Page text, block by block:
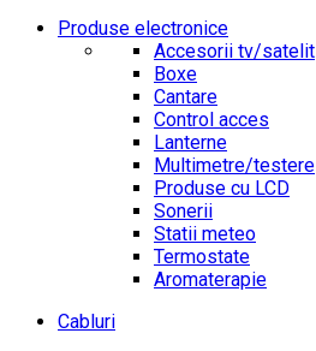
Produse electronice
Accesorii tv/satelit
Boxe
Cantare
Control acces
Lanterne
Multimetre/testere
Produse cu LCD
Sonerii
Statii meteo
Termostate
Aromaterapie
Cabluri